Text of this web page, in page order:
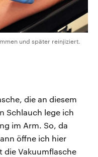
und später reinjiziert.
die an diesem
Schlauch lege ich
im Arm. So, da
öffne ich hier
die Vakuumflasche